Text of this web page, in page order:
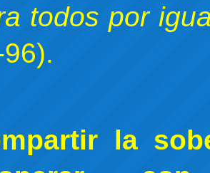
todos por
la